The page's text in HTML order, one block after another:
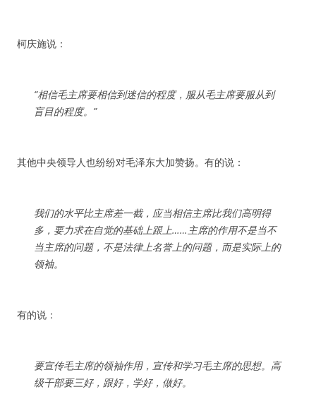
柯庆施说：
“相信毛主席要相信到迷信的程度，服从毛主席要服从到
盲目的程度。”
其他中央领导人也纷纷对毛泽东大加赞扬。有的说：
我们的水平比主席差一截，应当相信主席比我们高明得
多，要力求在自觉的基础上跟上……主席的作用不是当不
当主席的问题，不是法律上名誉上的问题，而是实际上的
领袖。
有的说：
要宣传毛主席的领袖作用，宣传和学习毛主席的思想。高
级干部要三好，跟好，学好，做好。